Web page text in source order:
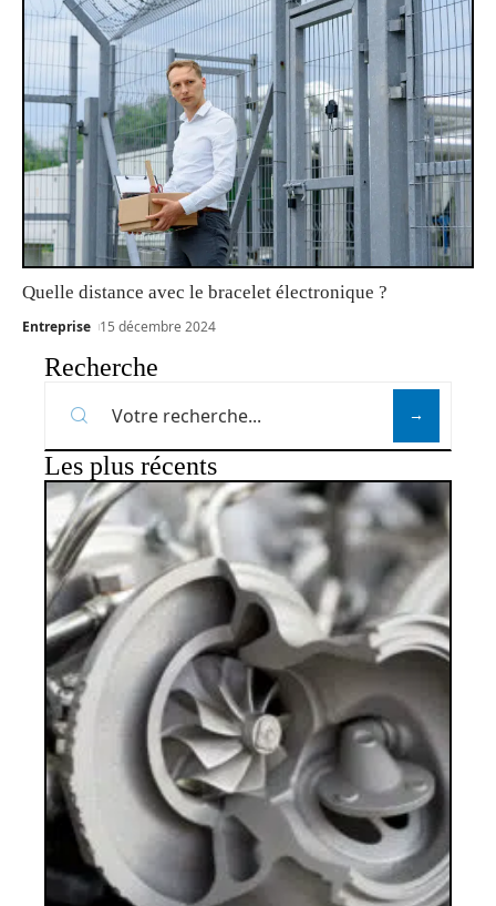
Quelle distance avec le bracelet électronique ?
Entreprise 15 décembre 2024
Recherche
Les plus récents